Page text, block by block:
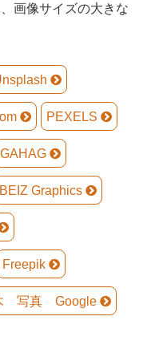
画像サイズの大きな
PEXELS
GAHAG
BEIZ Graphics
Freepik
写真 Google